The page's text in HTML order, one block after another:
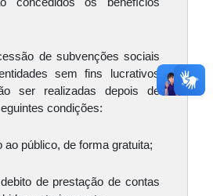
concedidos os benefícios
de subvenções sociais
sem fins lucrativos
ser realizadas depois de
condições:
ao público, de forma gratuita;
de prestação de contas